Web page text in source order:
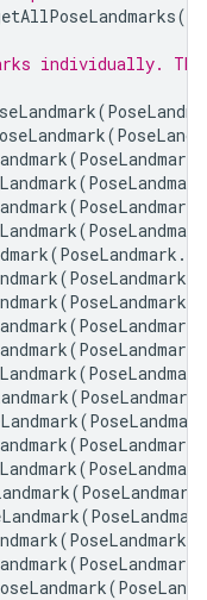
()
individually.
(
(
(PoseLandmark
(PoseLandmark
(PoseLandmark
(PoseLandmark
(PoseLandmark .
(PoseLandmark
(PoseLandmark
(PoseLandmark
(PoseLandmark
(PoseLandmark
(PoseLandmark
(PoseLandmark
(PoseLandmark
(PoseLandmark
(PoseLandmark
(PoseLandmark
(PoseLandmark
(PoseLandmark
(